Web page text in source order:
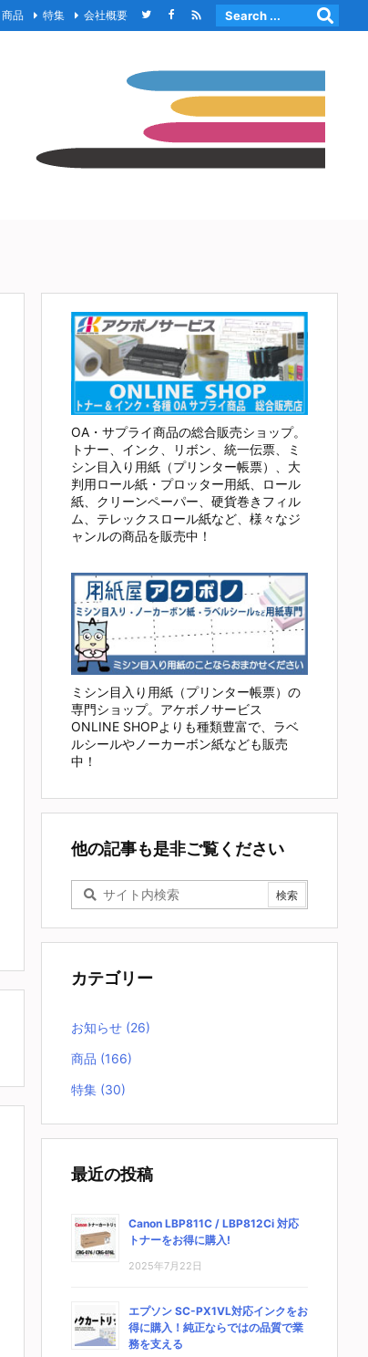
商品 特集 会社概要 
OA・サプライ商品の総合販売ショップ。
トナー、インク、リボン、統一伝票、ミ
シン目入り用紙（プリンター帳票）、大
判用ロール紙・プロッター用紙、ロール
紙、クリーンペーパー、硬貨巻きフィル
ム、テレックスロール紙など、様々なジ
ャンルの商品を販売中！
ミシン目入り用紙（プリンター帳票）の
専門ショップ。アケボノサービス
ONLINE SHOPよりも種類豊富で、ラベ
ルシールやノーカーボン紙なども販売
中！
他の記事も是非ご覧ください
カテゴリー
お知らせ (26)
商品 (166)
特集 (30)
最近の投稿
Canon LBP811C / LBP812Ci 対応
トナーをお得に購入!
2025年7月22日
エプソン SC-PX1VL対応インクをお
得に購入！純正ならではの品質で業
務を支える